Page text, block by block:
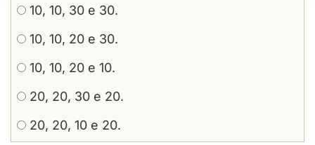
10, 10, 30 e 30.
10, 10, 20 e 30.
10, 10, 20 e 10.
20, 20, 30 e 20.
20, 20, 10 e 20.